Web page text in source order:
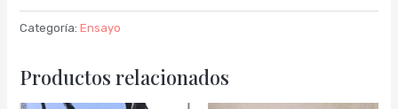
Categoría:Ensayo
Productos relacionados